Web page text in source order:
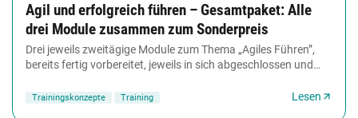
Agil und erfolgreich führen – Gesamtpaket: Alle
drei Module zusammen zum Sonderpreis
Drei jeweils zweitägige Module zum Thema „Agiles Führen”,
bereits fertig vorbereitet, jeweils in sich abgeschlossen und
Trainingskonzepte Training Lesen